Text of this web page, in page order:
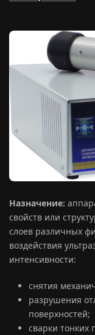
Назначение:
свойств или
слоев различных
воздействия
интенсивности:
снятия
разрушения
поверхностей;
сварки тонких